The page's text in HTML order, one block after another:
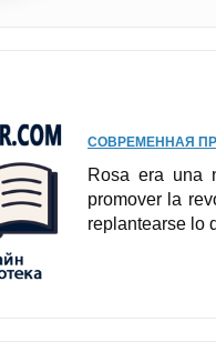
СОВРЕМЕННАЯ
Rosa era una
promover la
replantearse lo